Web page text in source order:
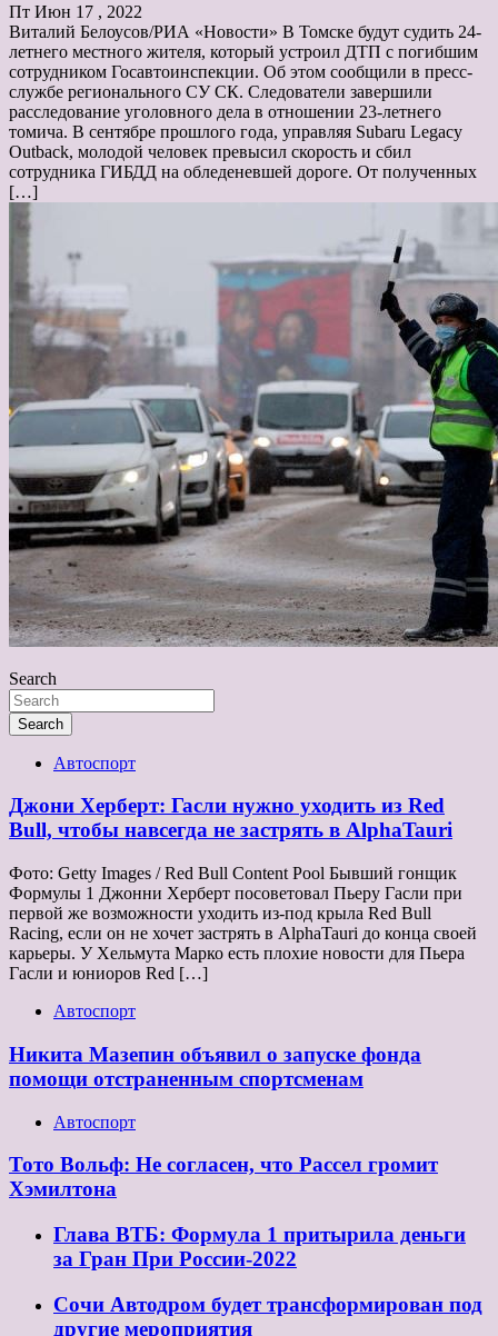
Пт Июн 17 , 2022
Виталий Белоусов/РИА «Новости» В Томске будут судить 24-
летнего местного жителя, который устроил ДТП с погибшим
сотрудником Госавтоинспекции. Об этом сообщили в пресс-
службе регионального СУ СК. Следователи завершили
расследование уголовного дела в отношении 23-летнего
томича. В сентябре прошлого года, управляя Subaru Legacy
Outback, молодой человек превысил скорость и сбил
сотрудника ГИБДД на обледеневшей дороге. От полученных
[…]
Search
Search
Автоспорт
Джони Херберт: Гасли нужно уходить из Red
Bull, чтобы навсегда не застрять в AlphaTauri
Фото: Getty Images / Red Bull Content Pool Бывший гонщик
Формулы 1 Джонни Херберт посоветовал Пьеру Гасли при
первой же возможности уходить из-под крыла Red Bull
Racing, если он не хочет застрять в AlphaTauri до конца своей
карьеры. У Хельмута Марко есть плохие новости для Пьера
Гасли и юниоров Red […]
Автоспорт
Никита Мазепин объявил о запуске фонда
помощи отстраненным спортсменам
Автоспорт
Тото Вольф: Не согласен, что Рассел громит
Хэмилтона
Глава ВТБ: Формула 1 притырила деньги
за Гран При России-2022
Сочи Автодром будет трансформирован под
другие мероприятия